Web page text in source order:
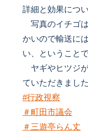
詳細と効果につ
写真のイチゴ
かいので輸送に
い、ということで
ヤギやヒツジ
ていただきました
#行政視察
＃町田市議会
＃三遊亭らん丈